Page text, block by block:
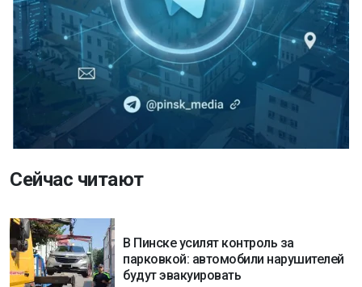
Сейчас читают
В Пинске усилят контроль за
парковкой: автомобили нарушителей
будут эвакуировать